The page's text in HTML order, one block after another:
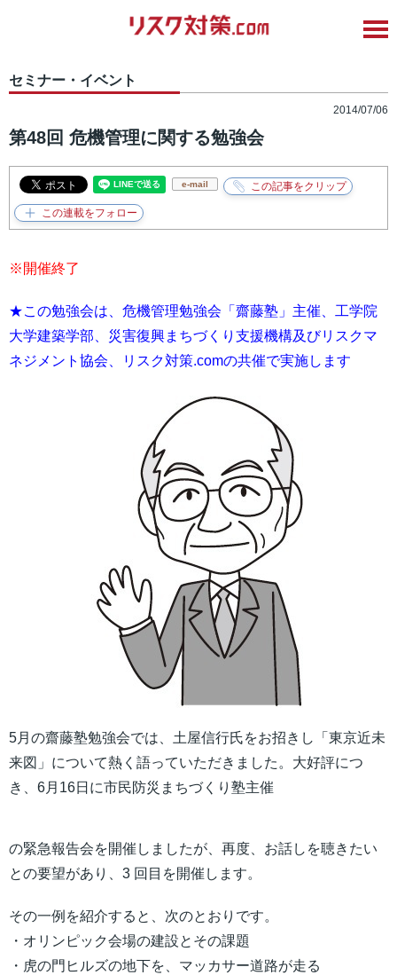
セミナー・イベント
2014/07/06
第48回 危機管理に関する勉強会
e-mail
※開催終了
★この勉強会は、危機管理勉強会「齋藤塾」主催、工学院
大学建築学部、災害復興まちづくり支援機構及びリスクマ
ネジメント協会、リスク対策.comの共催で実施します
5月の齋藤塾勉強会では、土屋信行氏をお招きし「東京近未
来図」について熱く語っていただきました。大好評につ
き、6月16日に市民防災まちづくり塾主催
の緊急報告会を開催しましたが、再度、お話しを聴きたい
との要望があり、3 回目を開催します。
その一例を紹介すると、次のとおりです。
・オリンピック会場の建設とその課題
・虎の門ヒルズの地下を、マッカサー道路が走る